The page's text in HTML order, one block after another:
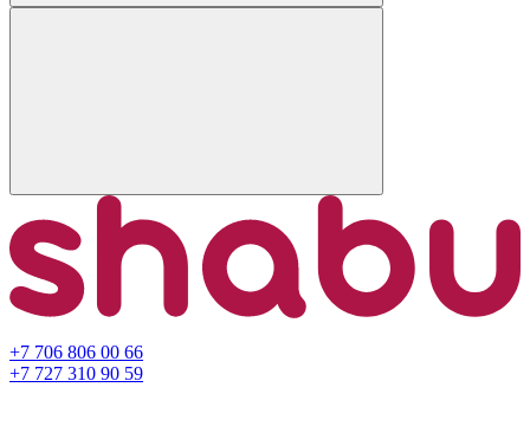
+7 706 806 00 66
+7 727 310 90 59